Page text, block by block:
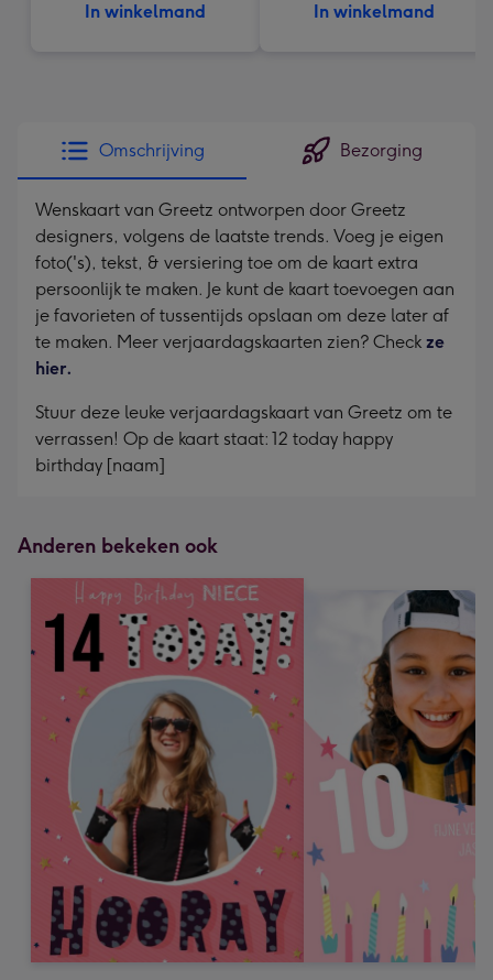
In winkelmand In winkelmand
Omschrijving Bezorging
Wenskaart van Greetz ontworpen door Greetz
designers, volgens de laatste trends. Voeg je eigen
foto('s), tekst, & versiering toe om de kaart extra
persoonlijk te maken. Je kunt de kaart toevoegen aan
je favorieten of tussentijds opslaan om deze later af
te maken. Meer verjaardagskaarten zien? Check ze
hier.
Stuur deze leuke verjaardagskaart van Greetz om te
verrassen! Op de kaart staat: 12 today happy
birthday [naam]
Anderen bekeken ook